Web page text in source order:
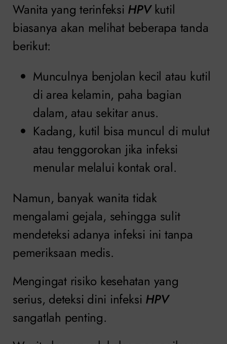
Wanita yang terinfeksi HPVkutil
biasanya akan melihat beberapa tanda
berikut:
Munculnya benjolan kecil atau kutil
di area kelamin, paha bagian
dalam, atau sekitar anus.
Kadang, kutil bisa muncul di mulut
atau tenggorokan jika infeksi
menular melalui kontak oral.
Namun, banyak wanita tidak
mengalami gejala, sehingga sulit
mendeteksi adanya infeksi ini tanpa
pemeriksaan medis.
Mengingat risiko kesehatan yang
serius, deteksi dini infeksi HPV
sangatlah penting.